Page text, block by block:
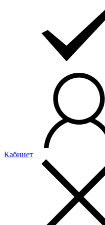
Кабинет